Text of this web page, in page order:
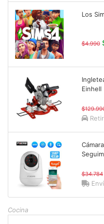
Los
$4.990
Einhell
$34.784
Cocina